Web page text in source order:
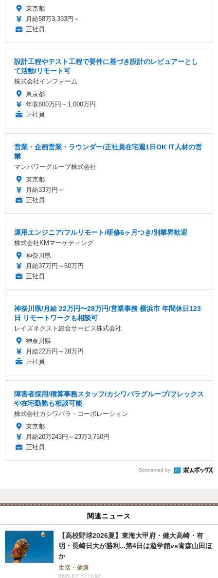
東京都
月給58万3,333円～
正社員
設計工程やテスト工程で要件に基づき設計のレビュアーとし
て活動/リモート可
株式会社インフォーム
東京都
年収600万円～1,000万円
正社員
営業・企画営業・ラウンダー/正社員在宅週1日OK IT人材の営
業
マンパワーグループ株式会社
東京都
月給33万円～
正社員
運用エンジニア/フルリモート/研修6ヶ月つき/別業界歓迎
株式会社KMマーケティング
神奈川県
月給37万円～60万円
正社員
神奈川県/月給 22万円〜28万円/営業事務 横浜市 年間休日123
日 リモートワークも相談可
レイズネクスト総合サービス株式会社
神奈川県
月給22万円～28万円
正社員
障害者採用/積算事務スタッフ/カシワバラグループ/フレックス
や在宅勤務も相談可能
株式会社カシワバラ・コーポレーション
東京都
月給20万243円～23万3,750円
正社員
Sponsored by
関連ニュース
【高校野球2026夏】東海大甲府・健大高崎・有
明・長崎日大が勝利...第4日は遊学館vs青森山田ほ
か
生活・健康
2026.8.7 Fri 15:52